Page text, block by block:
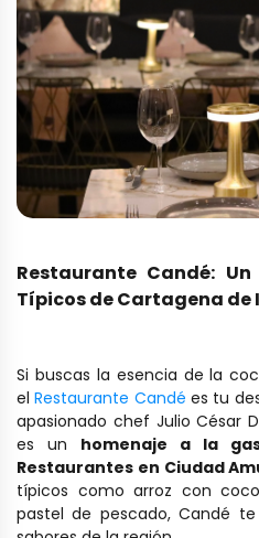
Restaurante Candé:
Típicos de Cartagena de
Si buscas la esencia de la
elRestaurante Candé es tu
apasionado chef Julio César
es un homenaje a la
Restaurantes en Ciudad
típicos como arroz con
pastel de pescado, Candé